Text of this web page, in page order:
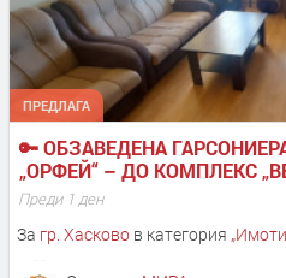
ПРЕДЛАГА
🔑 ОБЗАВЕДЕНА
„ОРФЕЙ“ – ДО КОМПЛЕКС
Преди 1 ден
За гр. Хасковов категория „